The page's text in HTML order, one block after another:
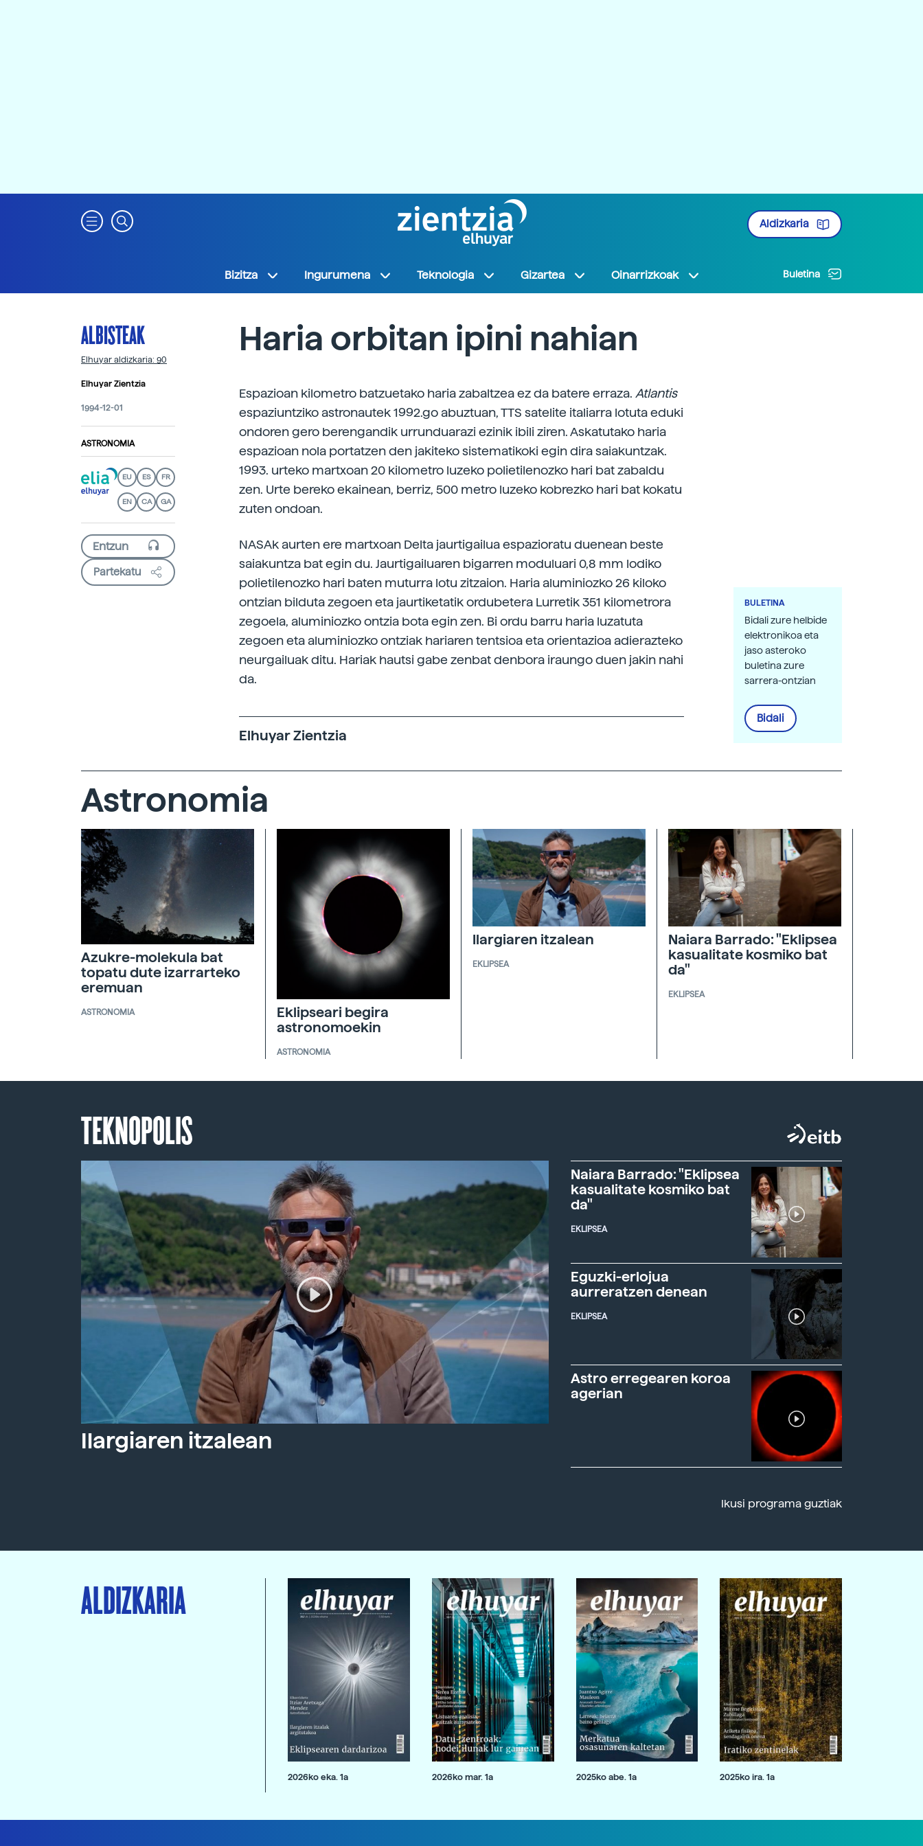
Aldizkaria
Bizitza Ingurumena Teknologia Gizartea Oinarrizkoak Buletina
ALBISTEAK
Elhuyar aldizkaria: 90
Elhuyar Zientzia
1994-12-01
ASTRONOMIA
EU ES FR
EN CA GA
Partekatu
Haria orbitan ipini nahian
Espazioan kilometro batzuetako haria zabaltzea ez da batere erraza. Atlantis
espaziuntziko astronautek 1992.go abuztuan, TTS satelite italiarra lotuta eduki
ondoren gero berengandik urrunduarazi ezinik ibili ziren. Askatutako haria
espazioan nola portatzen den jakiteko sistematikoki egin dira saiakuntzak.
1993. urteko martxoan 20 kilometro luzeko polietilenozko hari bat zabaldu
zen. Urte bereko ekainean, berriz, 500 metro luzeko kobrezko hari bat kokatu
zuten ondoan.
NASAk aurten ere martxoan Delta jaurtigailua espazioratu duenean beste
saiakuntza bat egin du. Jaurtigailuaren bigarren moduluari 0,8 mm lodiko
polietilenozko hari baten muturra lotu zitzaion. Haria aluminiozko 26 kiloko
ontzian bilduta zegoen eta jaurtiketatik ordubetera Lurretik 351 kilometrora
zegoela, aluminiozko ontzia bota egin zen. Bi ordu barru haria luzatuta
zegoen eta aluminiozko ontziak hariaren tentsioa eta orientazioa adierazteko
neurgailuak ditu. Hariak hautsi gabe zenbat denbora iraungo duen jakin nahi
da.
Elhuyar Zientzia
BULETINA
Bidali zure helbide
elektronikoa eta
jaso asteroko
buletina zure
sarrera-ontzian
Bidali
Astronomia
Azukre-molekula bat
topatu dute izarrarteko
eremuan
ASTRONOMIA
Eklipseari begira
astronomoekin
ASTRONOMIA
Ilargiaren itzalean
EKLIPSEA
Naiara Barrado: "Eklipsea
kasualitate kosmiko bat
da"
EKLIPSEA
TEKNOPOLIS
Ilargiaren itzalean
Naiara Barrado: "Eklipsea
kasualitate kosmiko bat
da"
EKLIPSEA
Eguzki-erlojua
aurreratzen denean
EKLIPSEA
Astro erregearen koroa
agerian
Ikusi programa guztiak
ALDIZKARIA
2026ko eka. 1a 2026ko mar. 1a 2025ko abe. 1a 2025ko ira. 1a